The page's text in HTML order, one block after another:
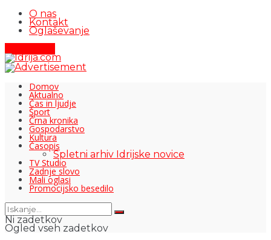
O nas
Kontakt
Oglaševanje
Domov
Aktualno
Čas in ljudje
Šport
Črna kronika
Gospodarstvo
Kultura
Časopis
Spletni arhiv Idrijske novice
TV Studio
Zadnje slovo
Mali oglasi
Promocijsko besedilo
Ni zadetkov
Ogled vseh zadetkov